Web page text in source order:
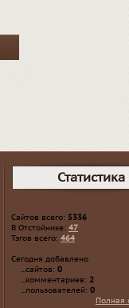
Статистика
Сайтов всего: 5336
В Отстойнике: 47
Тэгов всего: 464
Сегодня добавлено
...сайтов: 0
...комментариев: 2
...пользователей: 0
Полная